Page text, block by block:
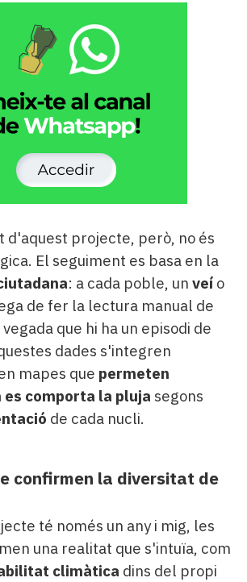
d'aquest projecte, però, no és
El seguiment es basa en la
: a cada poble, un veí o
de fer la lectura manual de
que hi ha un episodi de
dades s'integren
mapes que permeten
es comporta la pluja segons
de cada nucli.
confirmen la diversitat de
té només un any i mig, les
una realitat que s'intuïa, com
climàtica dins del propi